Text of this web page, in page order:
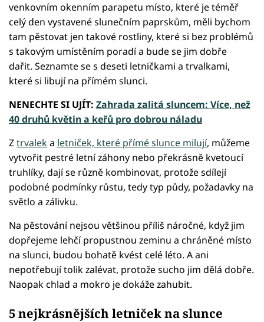
venkovním okenním parapetu místo, které je téměř
celý den vystavené slunečním paprskům, měli bychom
tam pěstovat jen takové rostliny, které si bez problémů
s takovým umístěním poradí a bude se jim dobře
dařit. Seznamte se s deseti letničkami a trvalkami,
které si libují na přímém slunci.
NENECHTE SI UJÍT: Zahrada zalitá sluncem: Více, než
40 druhů květin a keřů pro dobrou náladu
Ztrvalek a letniček, které přímé slunce milují, můžeme
vytvořit pestré letní záhony nebo překrásně kvetoucí
truhlíky, dají se různě kombinovat, protože sdílejí
podobné podmínky růstu, tedy typ půdy, požadavky na
světlo a zálivku.
Na pěstování nejsou většinou příliš náročné, když jim
dopřejeme lehčí propustnou zeminu a chráněné místo
na slunci, budou bohatě kvést celé léto. A ani
nepotřebují tolik zalévat, protože sucho jim dělá dobře.
Naopak chlad a mokro je dokáže zahubit.
5 nejkrásnějších letniček na slunce